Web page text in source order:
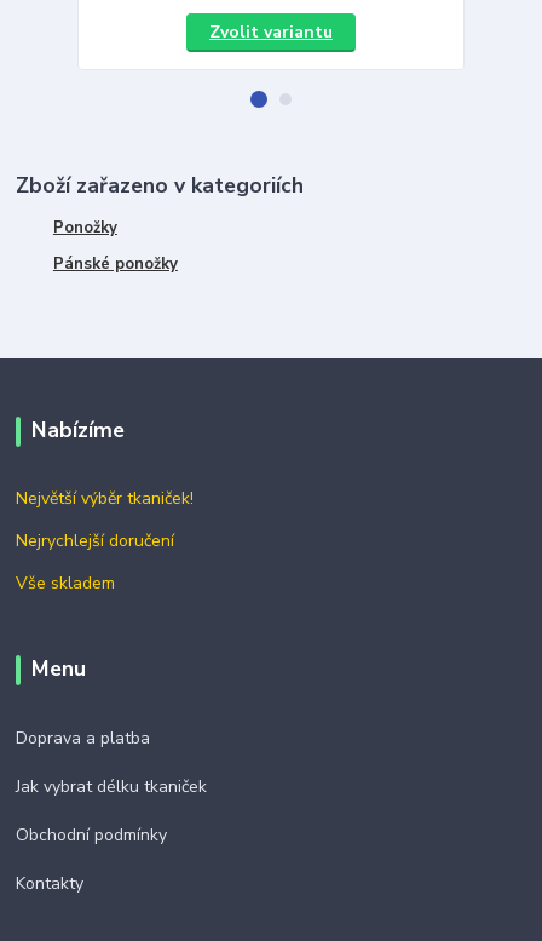
Zvolit variantu
Zboží zařazeno v kategoriích
Ponožky
Pánské ponožky
Nabízíme
Největší výběr tkaniček!
Nejrychlejší doručení
Vše skladem
Menu
Doprava a platba
Jak vybrat délku tkaniček
Obchodní podmínky
Kontakty